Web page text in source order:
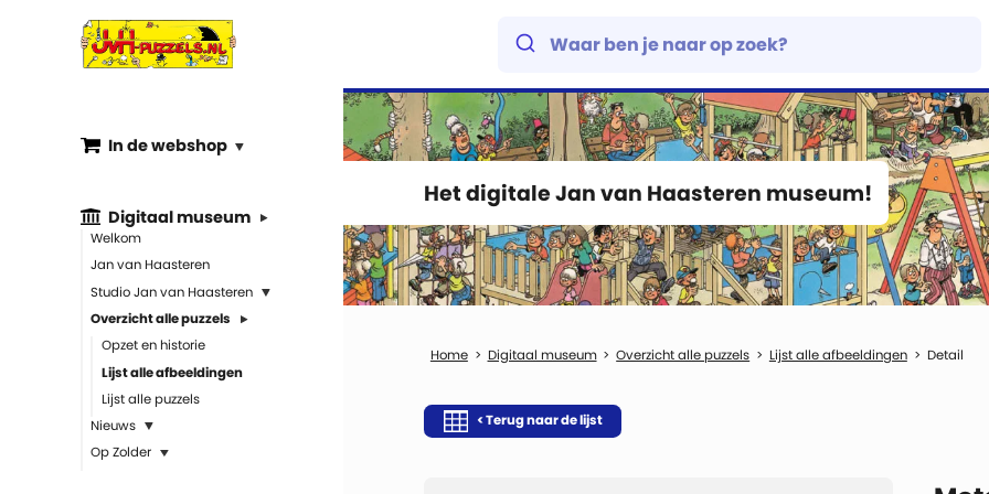
Het digitale Jan van Haasteren museum!
In de webshop
Digitaal museum
Welkom
Jan van Haasteren
Studio Jan van Haasteren
Overzicht alle puzzels
Opzet en historie
Lijst alle afbeeldingen
Lijst alle puzzels
Nieuws
Op Zolder
Digitaal museum Overzicht alle puzzels Lijst alle afbeeldingen Detail
< Terug naar de lijst